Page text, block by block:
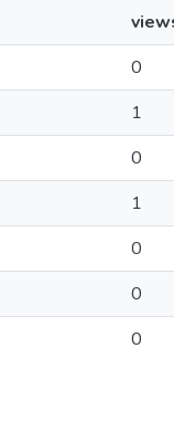
0
1
0
1
0
0
0